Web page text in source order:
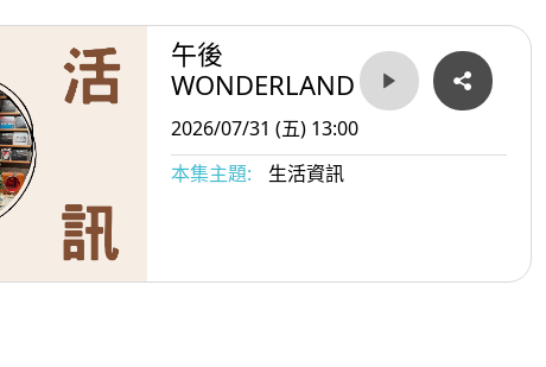
午後
WONDERLAND
2026/07/31 (五) 13:00
本集主題:
生活資訊